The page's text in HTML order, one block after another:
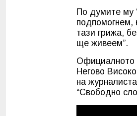
По думите му
подпомогнем,
тази грижа,
ще живеем”.
Официалното
Негово
на
“Свободно